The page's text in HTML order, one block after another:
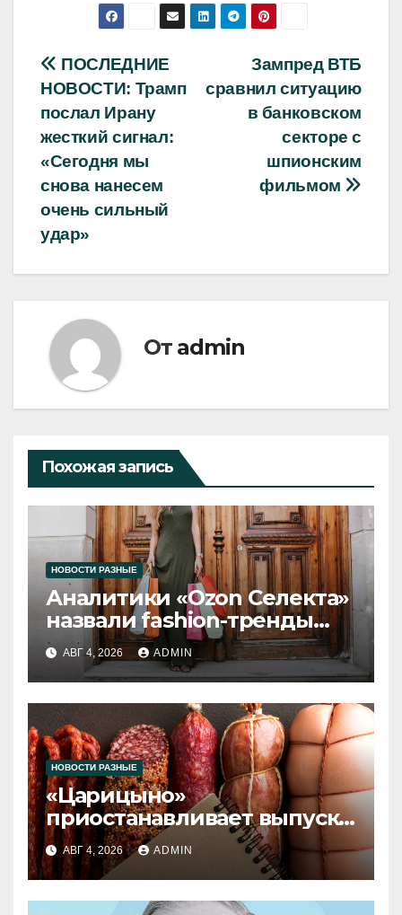
Навигация
по
записям
Зампред ВТБ
сравнил ситуацию
в банковском
секторе с
шпионским
фильмом
ПОСЛЕДНИЕ
НОВОСТИ: Трамп
послал Ирану
жесткий сигнал:
«Сегодня мы
снова нанесем
очень сильный
удар»
От admin
Похожая запись
НОВОСТИ РАЗНЫЕ
Аналитики «Ozon Селекта»
назвали fashion-тренды
2026 года
АВГ 4, 2026 ADMIN
НОВОСТИ РАЗНЫЕ
«Царицыно»
приостанавливает выпуск
продукции
АВГ 4, 2026 ADMIN